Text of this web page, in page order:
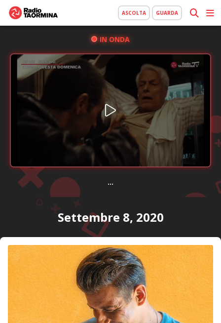
ASCOLTA GUARDA
IN ONDA
...
Settembre 8, 2020